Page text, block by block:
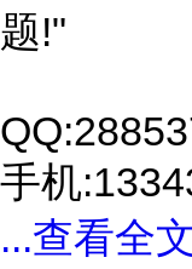
题!"
手机
...查看全